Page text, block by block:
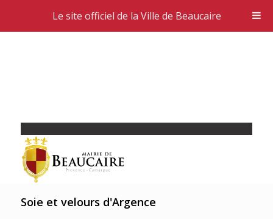
Soie et velours d'Argence
Le site officiel de la Ville de Beaucaire